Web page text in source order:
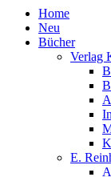
Home
Neu
Bücher
Verlag
E.